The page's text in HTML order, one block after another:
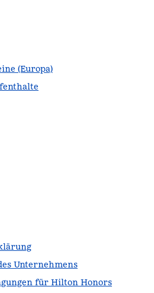
(Europa)
Unternehmens
für Hilton Honors